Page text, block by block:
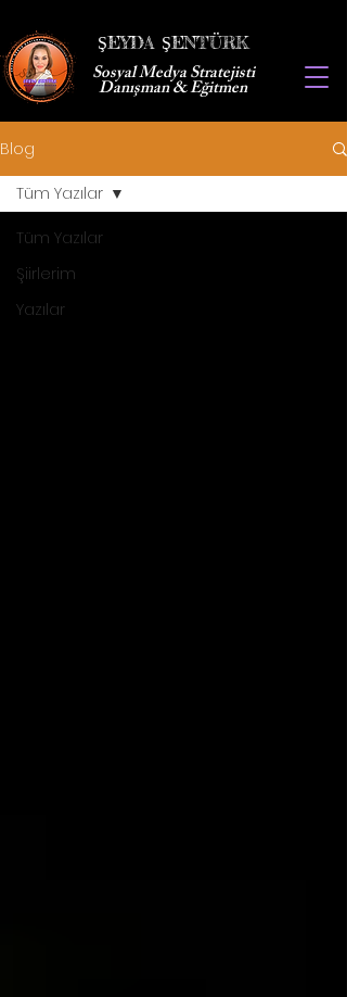
ŞEYDA ŞENTÜRK
Sosyal Medya Stratejisti
Danışman & Eğitmen
Blog
Tüm Yazılar
Şiirlerim
Yazılar
Tüm Yazılar